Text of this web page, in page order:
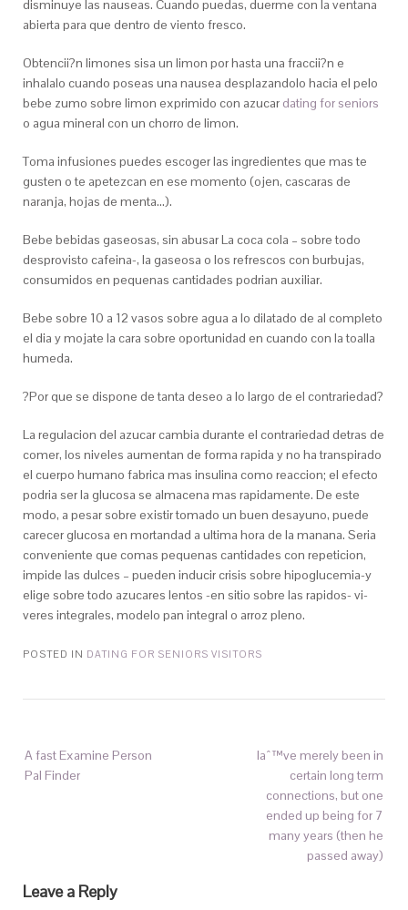
disminuye las nauseas. Cuando puedas, duerme con la ventana
abierta para que dentro de viento fresco.
Obtencii?n limones sisa un limon por hasta una fraccii?n e
inhalalo cuando poseas una nausea desplazandolo hacia el pelo
bebe zumo sobre limon exprimido con azucar dating for seniors
o agua mineral con un chorro de limon.
Toma infusiones puedes escoger las ingredientes que mas te
gusten o te apetezcan en ese momento (ojen, cascaras de
naranja, hojas de menta…).
Bebe bebidas gaseosas, sin abusar La coca cola – sobre todo
desprovisto cafeina-, la gaseosa o los refrescos con burbujas,
consumidos en pequenas cantidades podri­an auxiliar.
Bebe sobre 10 a 12 vasos sobre agua a lo dilatado de al completo
el dia y mojate la cara sobre oportunidad en cuando con la toalla
humeda.
?Por que se dispone de tanta deseo a lo largo de el contrariedad?
La regulacion del azucar cambia durante el contrariedad detras de
comer, los niveles aumentan de forma rapida y no ha transpirado
el cuerpo humano fabrica mas insulina como reaccion; el efecto
podri­a ser la glucosa se almacena mas rapidamente. De este
modo, a pesar sobre existir tomado un buen desayuno, puede
carecer glucosa en mortandad a ultima hora de la manana. Seri­a
conveniente que comas pequenas cantidades con repeticion,
impide las dulces – pueden inducir crisis sobre hipoglucemia-y
elige sobre todo azucares lentos -en sitio sobre las rapidos- vi­
veres integrales, modelo pan integral o arroz pleno.
POSTED IN DATING FOR SENIORS VISITORS
A fast Examine Person
Pal Finder
Iaˆ™ve merely been in
certain long term
connections, but one
ended up being for 7
many years (then he
passed away)
Leave a Reply